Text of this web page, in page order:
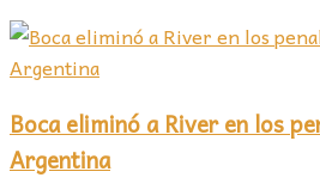
Boca eliminó a River en los
Argentina